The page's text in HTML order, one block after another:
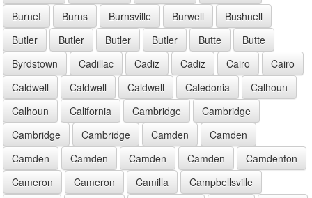
Burnet
Burns Burnsville Burwell
Bushnell
Butler
Butler Butler Butler Butte
Butte
Byrdstown
Cadillac Cadiz Cadiz Cairo
Cairo
Caldwell
Caldwell Caldwell Caledonia
Calhoun
Calhoun
California Cambridge
Cambridge
Cambridge
Cambridge Camden
Camden
Camden
Camden Camden Camden
Camdenton
Cameron
Cameron Camilla
Campbellsville